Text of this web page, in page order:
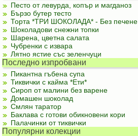
Песто от левурда, копър и магданоз
Бързо бутер тесто
Торта *ТРИ ШОКОЛАДА* - Без печене
Шоколадови снежни топки
Шарена, цветна салата
Чубренки с извара
Лятно ястие със зеленчуци
Последно изпробвани
Пикантна гъбена супа
Тиквички с кайма *Ети*
Сироп от малини без варене
Домашен шоколад
Смлян таратор
Баклава с готови обикновени кори
Палачинки от тиквички
Популярни колекции